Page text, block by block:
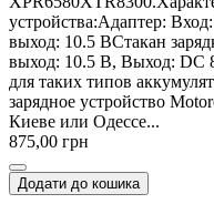
устройства:Адаптер:
выход: 10.5 ВСтакан
выход: 10.5 В, Выход: DC
для таких типов
зарядное устройство
Киеве или Одессе...
875,00 грн
Додати до кошика